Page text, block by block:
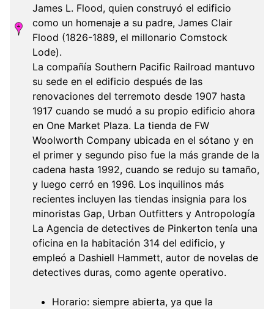
James L. Flood, quien construyó el edificio
como un homenaje a su padre, James Clair
Flood (1826-1889, el millonario Comstock
Lode).
La compañía Southern Pacific Railroad mantuvo
su sede en el edificio después de las
renovaciones del terremoto desde 1907 hasta
1917 cuando se mudó a su propio edificio ahora
en One Market Plaza. La tienda de FW
Woolworth Company ubicada en el sótano y en
el primer y segundo piso fue la más grande de la
cadena hasta 1992, cuando se redujo su tamaño,
y luego cerró en 1996. Los inquilinos más
recientes incluyen las tiendas insignia para los
minoristas Gap, Urban Outfitters y Antropología
La Agencia de detectives de Pinkerton tenía una
oficina en la habitación 314 del edificio, y
empleó a Dashiell Hammett, autor de novelas de
detectives duras, como agente operativo.
Horario: siempre abierta, ya que la